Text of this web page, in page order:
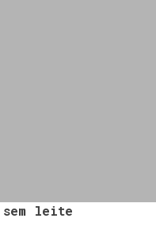
sem leite